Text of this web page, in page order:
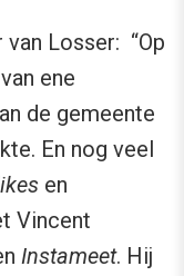
Losser: “Op
ene
de gemeente
En nog veel
en
Vincent
Instameet. Hij